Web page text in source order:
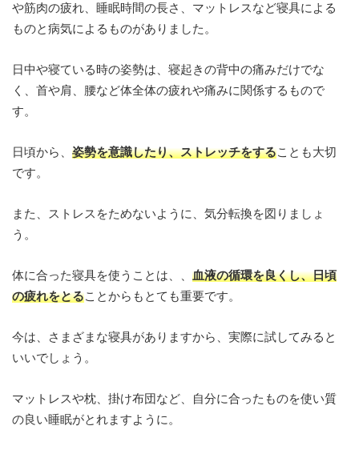
や筋肉の疲れ、睡眠時間の長さ、マットレスなど寝具による
ものと病気によるものがありました。
日中や寝ている時の姿勢は、寝起きの背中の痛みだけでな
く、首や肩、腰など体全体の疲れや痛みに関係するもので
す。
日頃から、 姿勢を意識したり、ストレッチをすることも大切
です。
また、ストレスをためないように、気分転換を図りましょ
う。
体に合った寝具を使うことは、、 血液の循環を良くし、日頃
の疲れをとることからもとても重要です。
今は、さまざまな寝具がありますから、実際に試してみると
いいでしょう。
マットレスや枕、掛け布団など、自分に合ったものを使い質
の良い睡眠がとれますように。